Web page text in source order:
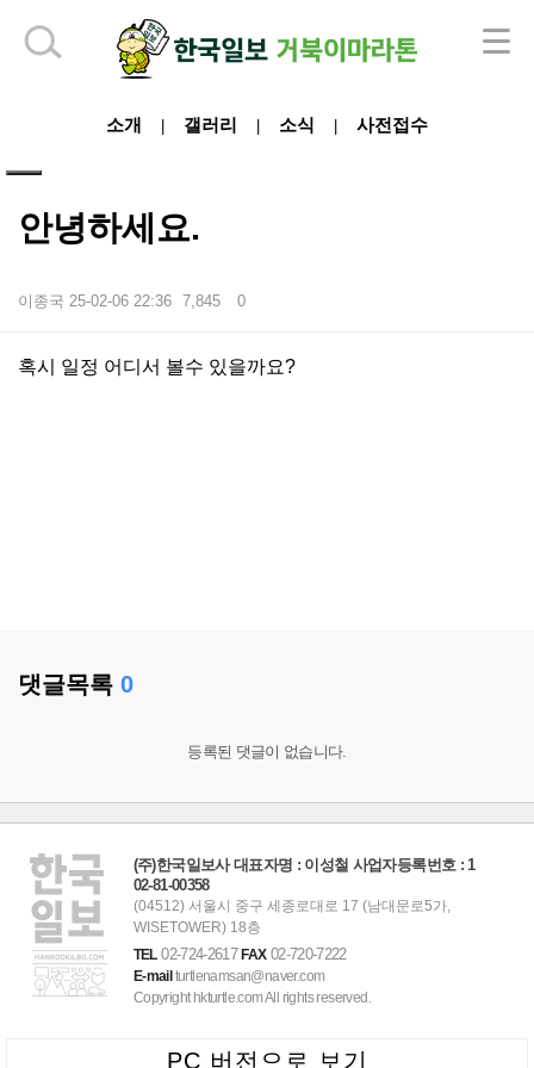
소개 갤러리 소식 사전접수
안녕하세요.
이종국 25-02-06 22:36 7,845 0
본문
혹시 일정 어디서 볼수 있을까요?
댓글목록 0
등록된 댓글이 없습니다.
하단 영역
(주)한국일보사 대표자명 : 이성철 사업자등록번호 : 1
02-81-00358
(04512) 서울시 중구 세종로대로 17 (남대문로5가,
WISETOWER) 18층
TEL02-724-2617FAX02-720-7222
E-mailturtlenamsan@naver.com
Copyright hkturtle.com All rights reserved.
PC 버전으로 보기